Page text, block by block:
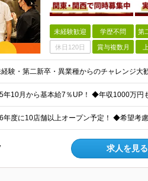
未経験歓迎 学歴不問 第
休日120日 賞与複数月
求人を見る